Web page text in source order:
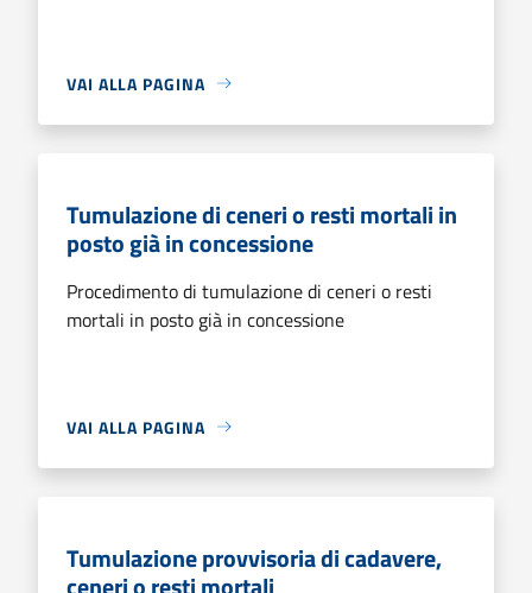
VAI ALLA PAGINA
Tumulazione di ceneri o resti mortali in
posto già in concessione
Procedimento di tumulazione di ceneri o resti
mortali in posto già in concessione
VAI ALLA PAGINA
Tumulazione provvisoria di cadavere,